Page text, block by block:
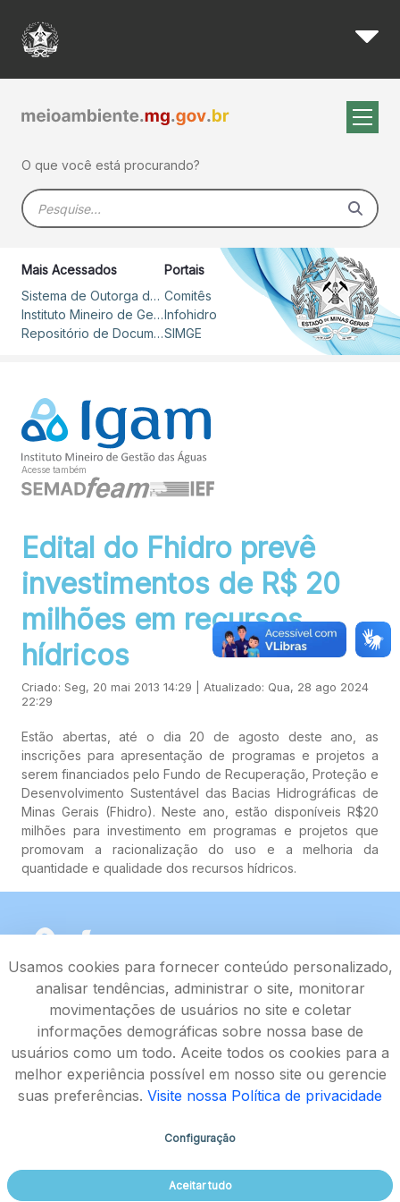
Pular para o Conteúdo principal
Edital do Fhidro prevê
O que você está procurando?
Barra de busca
Mais Acessados
Sistema de Outorga de Direito de Uso de Recursos Hídricos – SOUT
Instituto Mineiro de Gestão das Águas
Repositório de Documentos
Portais
Comitês
Infohidro
SIMGE
Acesse também
Edital do Fhidro prevê
investimentos de R$ 20
milhões em recursos
hídricos
Criado: Seg, 20 mai 2013 14:29 | Atualizado: Qua, 28 ago 2024
22:29
Estão abertas, até o dia 20 de agosto deste ano, as
inscrições para apresentação de programas e projetos a
serem financiados pelo Fundo de Recuperação, Proteção e
Desenvolvimento Sustentável das Bacias Hidrográficas de
Minas Gerais (Fhidro). Neste ano, estão disponíveis R$20
milhões para investimento em programas e projetos que
promovam a racionalização do uso e a melhoria da
quantidade e qualidade dos recursos hídricos.
Rodovia João Paulo II, 4143, Bairro Serra Verde - CEP
Usamos cookies para fornecer conteúdo personalizado,
analisar tendências, administrar o site, monitorar
movimentações de usuários no site e coletar
informações demográficas sobre nossa base de
usuários como um todo. Aceite todos os cookies para a
melhor experiência possível em nosso site ou gerencie
suas preferências. Visite nossa Política de privacidade
Configuração
Aceitar tudo